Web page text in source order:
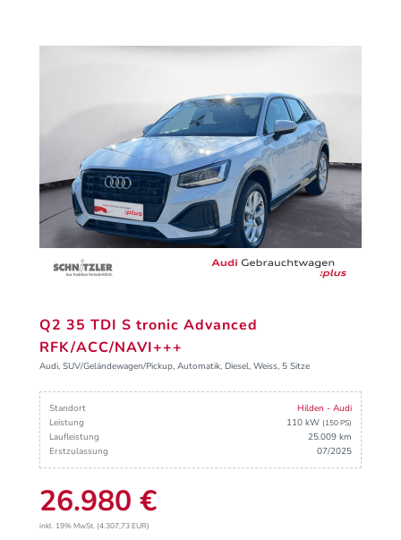
Q2 35 TDI S tronic Advanced
RFK/ACC/NAVI+++
Audi, SUV/Geländewagen/Pickup, Automatik, Diesel, Weiss, 5 Sitze
Standort
Hilden - Audi
Leistung
110 kW (150 PS)
Laufleistung
25.009 km
Erstzulassung
07/2025
26.980 €
inkl. 19% MwSt. (4.307,73 EUR)